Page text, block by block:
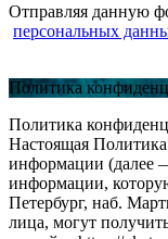
Отправляя данную
персональных
Политика
Политика
Настоящая
информации (далее
информации,
Петербург, наб.
лица, могут